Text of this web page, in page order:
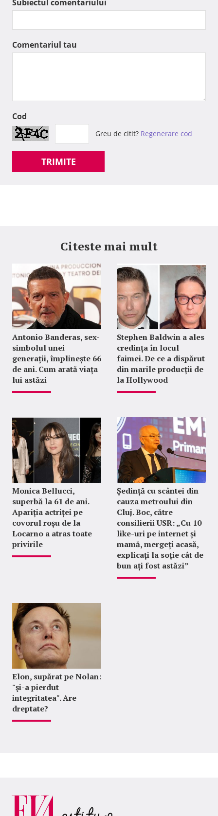
Subiectul comentariului
Comentariul tau
Cod
Greu de citit? Regenerare cod
TRIMITE
Citeste mai mult
Antonio Banderas, sex-
simbolul unei
generații, împlinește 66
de ani. Cum arată viața
lui astăzi
Stephen Baldwin a ales
credința în locul
faimei. De ce a dispărut
din marile producții de
la Hollywood
Monica Bellucci,
superbă la 61 de ani.
Apariția actriței pe
covorul roșu de la
Locarno a atras toate
privirile
Ședință cu scântei din
cauza metroului din
Cluj. Boc, către
consilierii USR: „Cu 10
like-uri pe internet și
mamă, mergeți acasă,
explicați la soție cât de
bun ați fost astăzi”
Elon, supărat pe Nolan:
"şi-a pierdut
integritatea". Are
dreptate?